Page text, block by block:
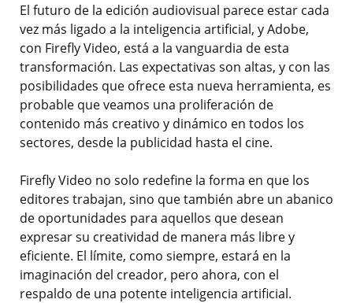
El futuro de la edición audiovisual parece estar cada
vez más ligado a la inteligencia artificial, y Adobe,
con Firefly Video, está a la vanguardia de esta
transformación. Las expectativas son altas, y con las
posibilidades que ofrece esta nueva herramienta, es
probable que veamos una proliferación de
contenido más creativo y dinámico en todos los
sectores, desde la publicidad hasta el cine.
Firefly Video no solo redefine la forma en que los
editores trabajan, sino que también abre un abanico
de oportunidades para aquellos que desean
expresar su creatividad de manera más libre y
eficiente. El límite, como siempre, estará en la
imaginación del creador, pero ahora, con el
respaldo de una potente inteligencia artificial.